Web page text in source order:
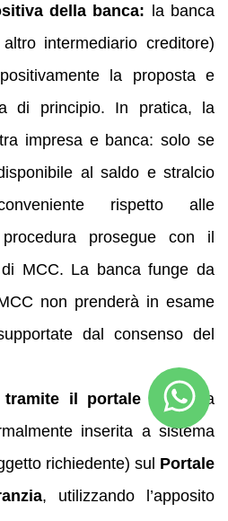
della banca: la banca
intermediario creditore)
la proposta e
di principio. In pratica, la
impresa e banca: solo se
al saldo e stralcio
rispetto alle
prosegue con il
di MCC. La banca funge da
non prenderà in esame
dal consenso del
tramite il portale MCC:la
inserita a sistema
richiedente) sul Portale
, utilizzando l’apposito